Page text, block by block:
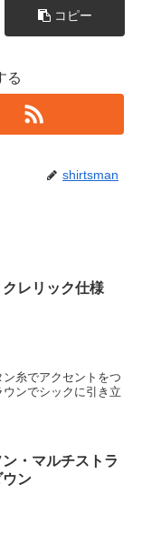
コピー
る
shirtsman
レリック仕様
糸でアクセントをつ
ンでシックに引き立
ン・マルチストラ
ウン